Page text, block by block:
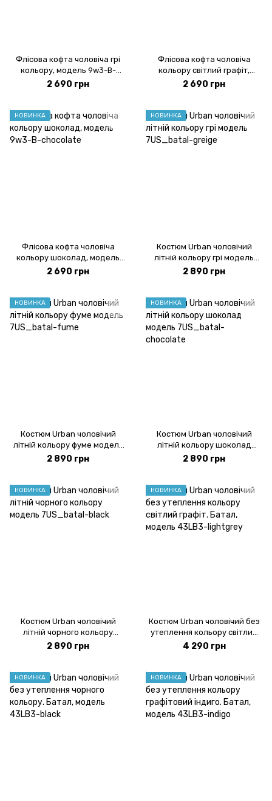
Флісова кофта чоловіча грі
кольору, модель 9w3-B-
griege
2 690 грн
Флісова кофта чоловіча
кольору світлий графіт,
модель 9w3-B-lightgrey
2 690 грн
НОВИНКА
Флісова кофта чоловіча
кольору шоколад, модель
9w3-B-chocolate
2 690 грн
НОВИНКА
Костюм Urban чоловічий
літній кольору грі модель
7US_batal-greige
2 890 грн
НОВИНКА
Костюм Urban чоловічий
літній кольору фуме модель
7US_batal-fume
2 890 грн
НОВИНКА
Костюм Urban чоловічий
літній кольору шоколад
модель 7US_batal-chocolate
2 890 грн
НОВИНКА
Костюм Urban чоловічий
літній чорного кольору
модель 7US_batal-black
2 890 грн
НОВИНКА
Костюм Urban чоловічий без
утеплення кольору світлий
графіт. Батал, модель 43LB3-
4 290 грн
НОВИНКА НОВИНКА